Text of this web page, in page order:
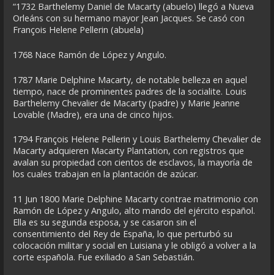
“1732 Barthelemy Daniel de Macarty (abuelo) llegó a Nueva
Orleáns con su hermano mayor Jean Jacques. Se casó con
François Helene Pellerin (abuela)
1768 Nace Ramón de López y Angulo.
1787 Marie Delphine Macarty, de notable belleza en aquel
tiempo, nace de prominentes padres de la socialite. Louis
Barthelemy Chevalier de Macarty (padre) y Marie Jeanne
Lovable (Madre), era una de cinco hijos.
1794 François Helene Pellerin y Louis Barthelemy Chevalier de
Macarty adquieren Macarty Plantation, con registros que
avalan su propiedad con cientos de esclavos, la mayoría de
los cuales trabajan en la plantación de azúcar.
11 Jun 1800 Marie Delphine Macarty contrae matrimonio con
Ramón de López y Angulo, alto mando del ejército español.
Ella es su segunda esposa, y se casaron sin el
consentimiento del Rey de España, lo que perturbó su
colocación militar y social en Luisiana y le obligó a volver a la
corte española. Fue exiliado a San Sebastián.